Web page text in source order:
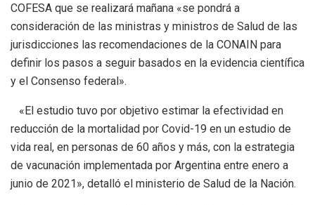
COFESA que se realizará mañana «se pondrá a
consideración de las ministras y ministros de Salud de las
jurisdicciones las recomendaciones de la CONAIN para
definir los pasos a seguir basados en la evidencia científica
y el Consenso federal».
«El estudio tuvo por objetivo estimar la efectividad en
reducción de la mortalidad por Covid-19 en un estudio de
vida real, en personas de 60 años y más, con la estrategia
de vacunación implementada por Argentina entre enero a
junio de 2021», detalló el ministerio de Salud de la Nación.